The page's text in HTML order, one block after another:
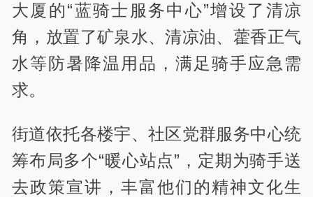
大厦的“蓝骑士服务中心”增设了清凉
角，放置了矿泉水、清凉油、藿香正气
水等防暑降温用品，满足骑手应急需
求。
街道依托各楼宇、社区党群服务中心统
筹布局多个“暖心站点”，定期为骑手送
去政策宣讲，丰富他们的精神文化生